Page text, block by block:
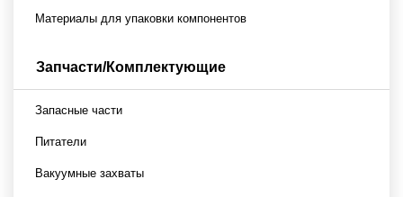
Материалы для упаковки компонентов
Запчасти/Комплектующие
Запасные части
Питатели
Вакуумные захваты